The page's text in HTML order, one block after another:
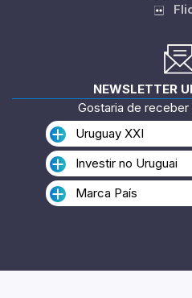
NEWSLETTER
Gostaria de
Uruguay XXI
Investir no Uruguai
Marca País